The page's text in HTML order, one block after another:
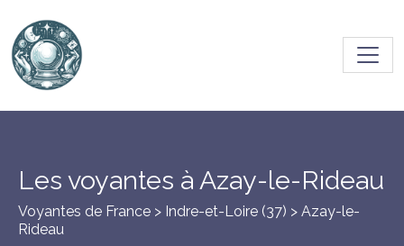
Les voyantes à Azay-le-Rideau
Voyantes de France > Indre-et-Loire (37) > Azay-le-
Rideau